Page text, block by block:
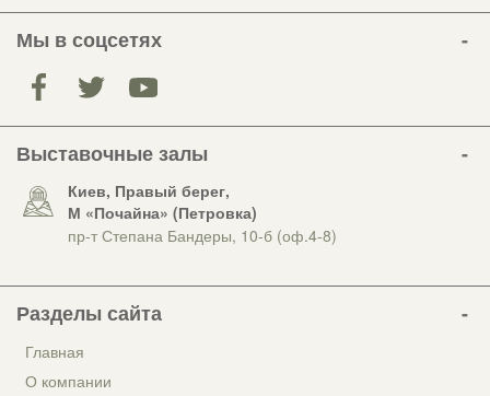
Мы в соцсетях
Выставочные залы
Киев, Правый берег,
М «Почайна» (Петровка)
пр-т Степана Бандеры, 10-б (оф.4-8)
Разделы сайта
Главная
О компании